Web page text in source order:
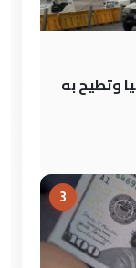
وتطيح به
3